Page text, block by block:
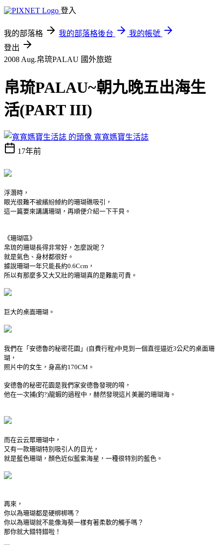
登入
我的部落格 我的部落格後台
我的帳號
登出
2008 Aug.帛琉PALAU 國外旅遊
帛琉PALAU~朝九晚五出海生
活(PART III)
寬寬媽寶生活誌
17年前
浮潛時，
眼光很難不被繽紛綽約的珊瑚礁吸引，
這一篇要來講講珊瑚，再順便介紹一下干貝。
《珊瑚區》
帛琉的珊瑚長得非常好，怎麼說呢？
就是氣色、身材都很好。
據說珊瑚一年只能長約0.6Ccm，
所以有那麼多又大又壯的珊瑚真的是難能可貴。
巨大的桌面珊瑚。
我們在「安德魯的秘密花園」(自費行程)中見到一個直徑逼近3公尺的桌面珊
瑚，
照片中的女生，身高約170CM。
安德魯的秘密花園是我們家安德魯發現的唷，
他在一次捕(釣?)龍蝦的過程中，赫然發現這片美麗的珊瑚海。
而在云云眾珊瑚中，
又有一款珊瑚特別吸引人的目光，
就是藍色珊瑚，顏色近似藍紫海星，一種很特別的藍色。
再來，
你以為珊瑚都是硬梆梆嗎？
你以為珊瑚就不能像海葵一樣有著柔軟的觸手嗎？
那你就大錯特錯啦！